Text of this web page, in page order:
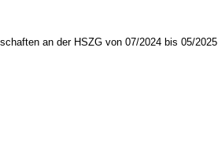
an der HSZG von 07/2024 bis 05/2025